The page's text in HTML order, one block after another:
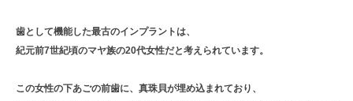
歯として機能した最古のインプラントは、
紀元前7世紀頃のマヤ族の20代女性だと考えられています。
この女性の下あごの前歯に、真珠貝が埋め込まれており、